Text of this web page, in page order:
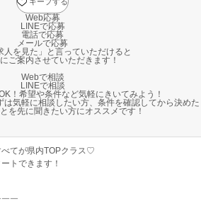
Web応募
LINEで応募
電話で応募
メールで応募
人を見た」と言っていただけると
ご案内させていただきます！
Webで相談
LINEで相談
！希望や条件など気軽にきいてみよう！
は気軽に相談したい方、条件を確認してから決めた
を先に聞きたい方にオススメです！
てが県内TOPクラス♡
トできます！
￣